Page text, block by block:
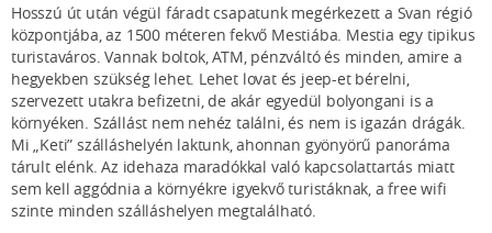
Hosszú út után végül fáradt csapatunk megérkezett a Svan régió
központjába, az 1500 méteren fekvő Mestiába. Mestia egy tipikus
turistaváros. Vannak boltok, ATM, pénzváltó és minden, amire a
hegyekben szükség lehet. Lehet lovat és jeep-et bérelni,
szervezett utakra befizetni, de akár egyedül bolyongani is a
környéken. Szállást nem nehéz találni, és nem is igazán drágák.
Mi „Keti” szálláshelyén laktunk, ahonnan gyönyörű panoráma
tárult elénk. Az idehaza maradókkal való kapcsolattartás miatt
sem kell aggódnia a környékre igyekvő turistáknak, a free wifi
szinte minden szálláshelyen megtalálható.